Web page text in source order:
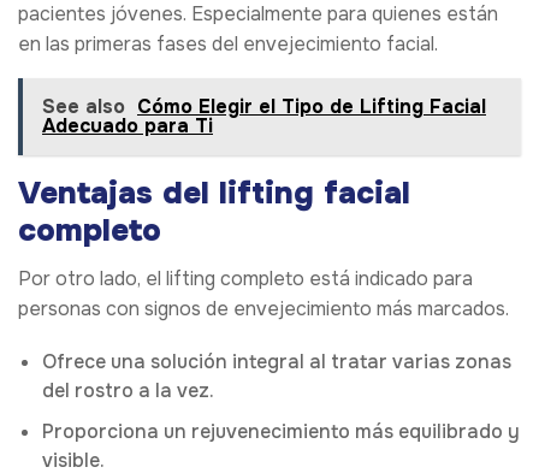
pacientes jóvenes. Especialmente para quienes están
en las primeras fases del envejecimiento facial.
See also Cómo Elegir el Tipo de Lifting Facial
Adecuado para Ti
Ventajas del lifting facial
completo
Por otro lado, el lifting completo está indicado para
personas con signos de envejecimiento más marcados.
Ofrece una solución integral al tratar varias zonas
del rostro a la vez.
Proporciona un rejuvenecimiento más equilibrado y
visible.